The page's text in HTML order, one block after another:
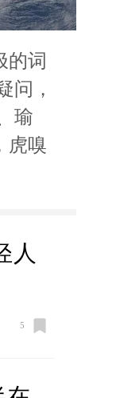
词
问，
瑜
虎嗅
人
5